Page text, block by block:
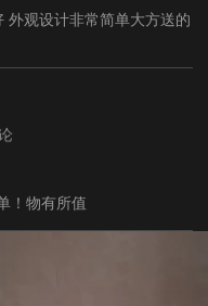
外观设计非常简单大方送的
！物有所值